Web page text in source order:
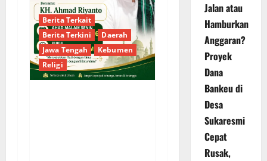
Berita Terkait
Berita Terkini
Daerah
Jawa Tengah
Kebumen
Religi
Jalan atau
Hamburkan
Anggaran?
Proyek
Dana
Bankeu di
Desa
Sukaresmi
Cepat
Rusak,